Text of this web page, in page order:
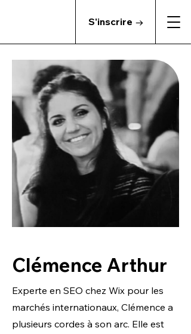
S'inscrire →
Clémence Arthur
Experte en SEO chez Wix pour les
marchés internationaux, Clémence a
plusieurs cordes à son arc. Elle est